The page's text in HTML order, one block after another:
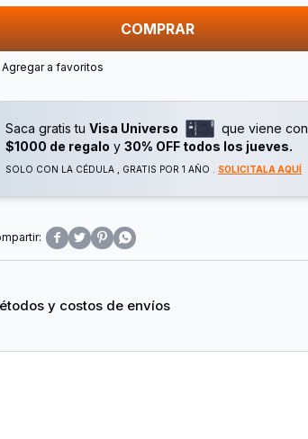
COMPRAR
Saca gratis tu Visa Universo
que viene con
$1000 de regalo y 30% OFF todos los jueves.
SOLO CON LA CÉDULA , GRATIS POR 1 AÑO . SOLICITALA AQUÍ
   
y costos de envíos